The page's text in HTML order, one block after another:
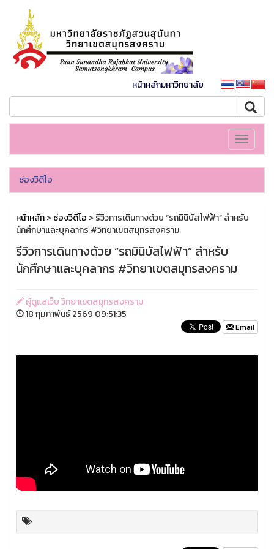
หน้าหลักมหาวิทยาลัย
Toggle
ช่องวิดีโอ
หน้าหลัก>ช่องวิดีโอ > รีวิวการเดินทางด้วย “รถมินิบัสไฟฟ้า” สำหรับ
นักศึกษาและบุคลากร #วิทยาเขตสมุทรสงคราม
รีวิวการเดินทางด้วย “รถมินิบัสไฟฟ้า” สำหรับ
นักศึกษาและบุคลากร #วิทยาเขตสมุทรสงคราม
ผู้ดูแลเว็บ วิทยาเขตสมุทรสงคราม
18 กุมภาพันธ์ 2569 09:51:35
Email